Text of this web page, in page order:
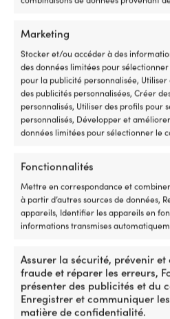
Marketing
Stocker et/ou accéder à des
des données limitées pour
pour la publicité personnalisée,
des publicités personnalisées, Créer
personnalisés, Utiliser des profils pour
personnalisés, Développer et
données limitées pour sélectionner le
Fonctionnalités
Mettre en correspondance et
à partir d’autres sources de données,
appareils, Identifier les appareils en
informations transmises
Assurer la sécurité, prévenir et
fraude et réparer les erreurs,
présenter des publicités et du
Enregistrer et communiquer
matière de confidentialité.
10,02 €.8,67 €.
Bouteille de gaz / gaz de
filetée, -15° à +25°C, 100
grammes, lot de 3
36 EN STOCK
-